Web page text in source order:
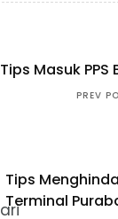
Tips Masuk PPS
PREV
Tips
Terminal